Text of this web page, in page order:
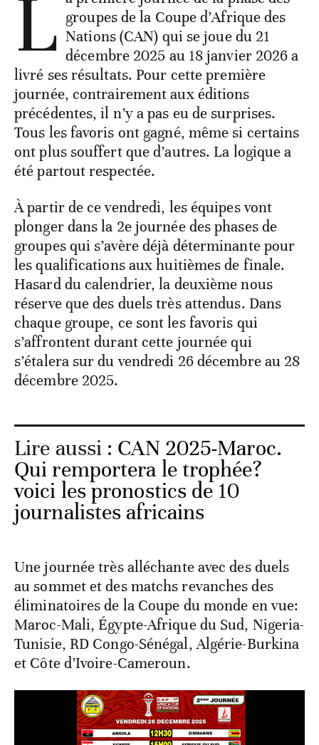
L groupes de la Coupe d’Afrique des
Nations (CAN) qui se joue du 21
décembre 2025 au 18 janvier 2026 a
livré ses résultats. Pour cette première
journée, contrairement aux éditions
précédentes, il n’y a pas eu de surprises.
Tous les favoris ont gagné, même si certains
ont plus souffert que d’autres. La logique a
été partout respectée.
À partir de ce vendredi, les équipes vont
plonger dans la 2ejournée des phases de
groupes qui s’avère déjà déterminante pour
les qualifications aux huitièmes de finale.
Hasard du calendrier, la deuxième nous
réserve que des duels très attendus. Dans
chaque groupe, ce sont les favoris qui
s’affrontent durant cette journée qui
s’étalera sur du vendredi 26 décembre au 28
décembre 2025.
Lire aussi : CAN 2025-Maroc.
Qui remportera le trophée?
voici les pronostics de 10
journalistes africains
Une journée très alléchante avec des duels
au sommet et des matchs revanches des
éliminatoires de la Coupe du monde en vue:
Maroc-Mali, Égypte-Afrique du Sud, Nigeria-
Tunisie, RD Congo-Sénégal, Algérie-Burkina
et Côte d’Ivoire-Cameroun.